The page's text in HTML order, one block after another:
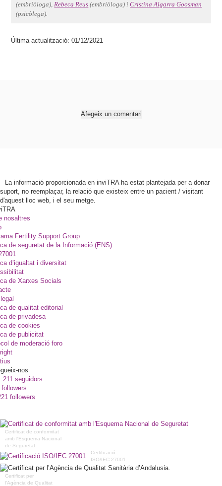
(embriòloga),Rebeca Reus (embriòloga) iCristina Algarra Goosman
(psicòlega).
Última actualització: 01/12/2021
Afegeix un comentari
La informació proporcionada en inviTRA ha estat plantejada per a donar
suport, no reemplaçar, la relació que existeix entre un pacient / visitant
d'aquest lloc web, i el seu metge.
nosaltres
Fertility Support Group
de seguretat de la Informació (ENS)
d’igualtat i diversitat
de Xarxes Socials
de qualitat editorial
de privadesa
de cookies
de publicitat
de moderació foro
nos
seguidors
followers
followers
Certificat de conformitat
amb l'Esquema Nacional
de Seguretat
Certificació
ISO/IEC 27001
Certificat per
l’Agència de Qualitat